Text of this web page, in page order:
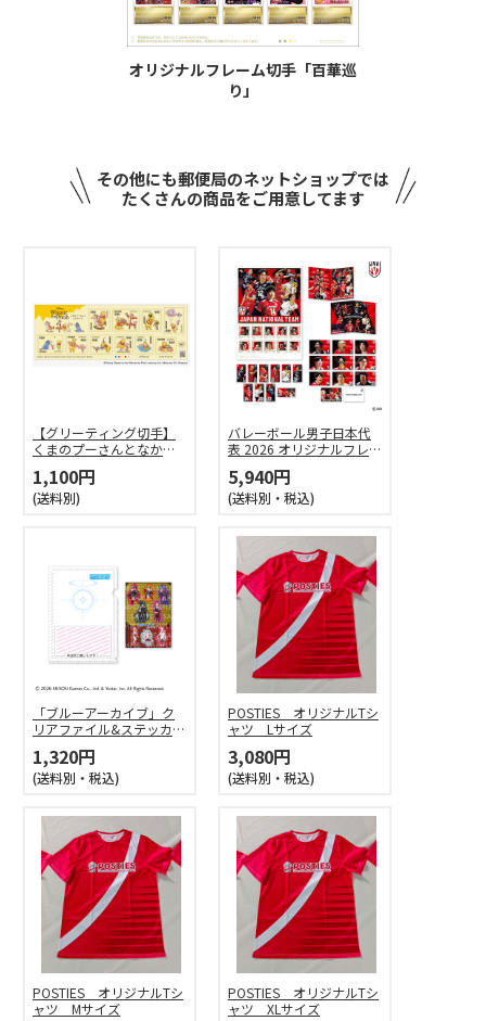
オリジナルフレーム切手「百華巡
り」
その他にも郵便局のネットショップでは
たくさんの商品をご用意してます
【グリーティング切手】
くまのプーさんとなかま
1,100円
(送料別)
バレーボール男子日本代
表 2026 オリジナルフレー
5,940円
(送料別・税込)
「ブルーアーカイブ」ク
リアファイル&ステッカー
1,320円
(送料別・税込)
POSTIES オリジナルTシ
ャツ Lサイズ
3,080円
(送料別・税込)
POSTIES オリジナルTシ
ャツ Mサイズ
POSTIES オリジナルTシ
ャツ XLサイズ